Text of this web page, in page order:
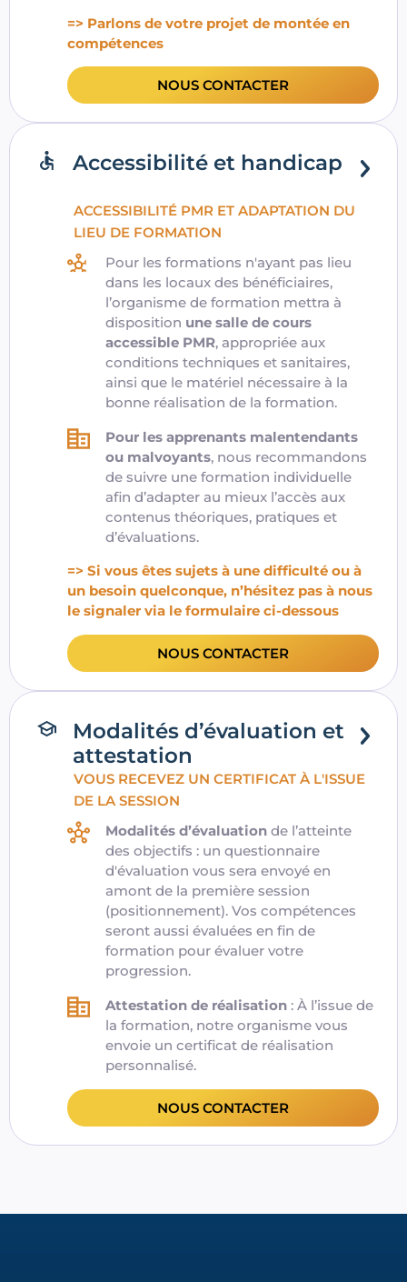
=> Parlons de votre projet de montée en
compétences
NOUS CONTACTER
Accessibilité et handicap
ACCESSIBILITÉ PMR ET ADAPTATION DU
LIEU DE FORMATION
Pour les formations n'ayant pas lieu
dans les locaux des bénéficiaires,
l’organisme de formation mettra à
disposition une salle de cours
accessible PMR, appropriée aux
conditions techniques et sanitaires,
ainsi que le matériel nécessaire à la
bonne réalisation de la formation.
Pour les apprenants malentendants
ou malvoyants, nous recommandons
de suivre une formation individuelle
afin d’adapter au mieux l’accès aux
contenus théoriques, pratiques et
d’évaluations.
=> Si vous êtes sujets à une difficulté ou à
un besoin quelconque, n’hésitez pas à nous
le signaler via le formulaire ci-dessous
NOUS CONTACTER
Modalités d’évaluation et
attestation
VOUS RECEVEZ UN CERTIFICAT À L'ISSUE
DE LA SESSION
Modalités d’évaluation de l’atteinte
des objectifs : un questionnaire
d'évaluation vous sera envoyé en
amont de la première session
(positionnement). Vos compétences
seront aussi évaluées en fin de
formation pour évaluer votre
progression.
Attestation de réalisation : À l’issue de
la formation, notre organismevous
envoie un certificat de réalisation
personnalisé.
NOUS CONTACTER